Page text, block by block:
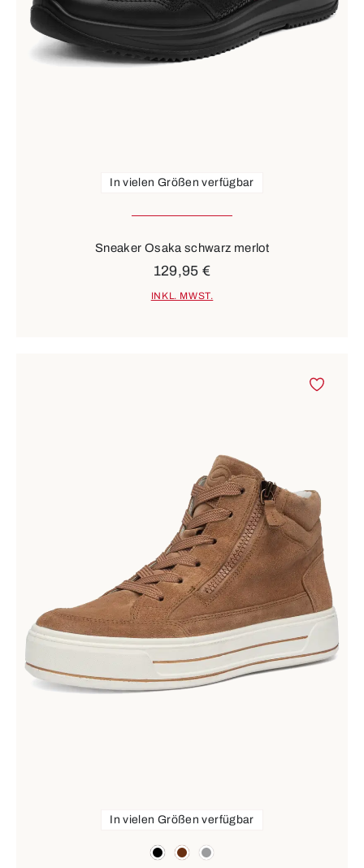
In vielen Größen verfügbar
Sneaker Osaka schwarz merlot
129,95 €
INKL. MWST.
schwarzbraungrau
In vielen Größen verfügbar